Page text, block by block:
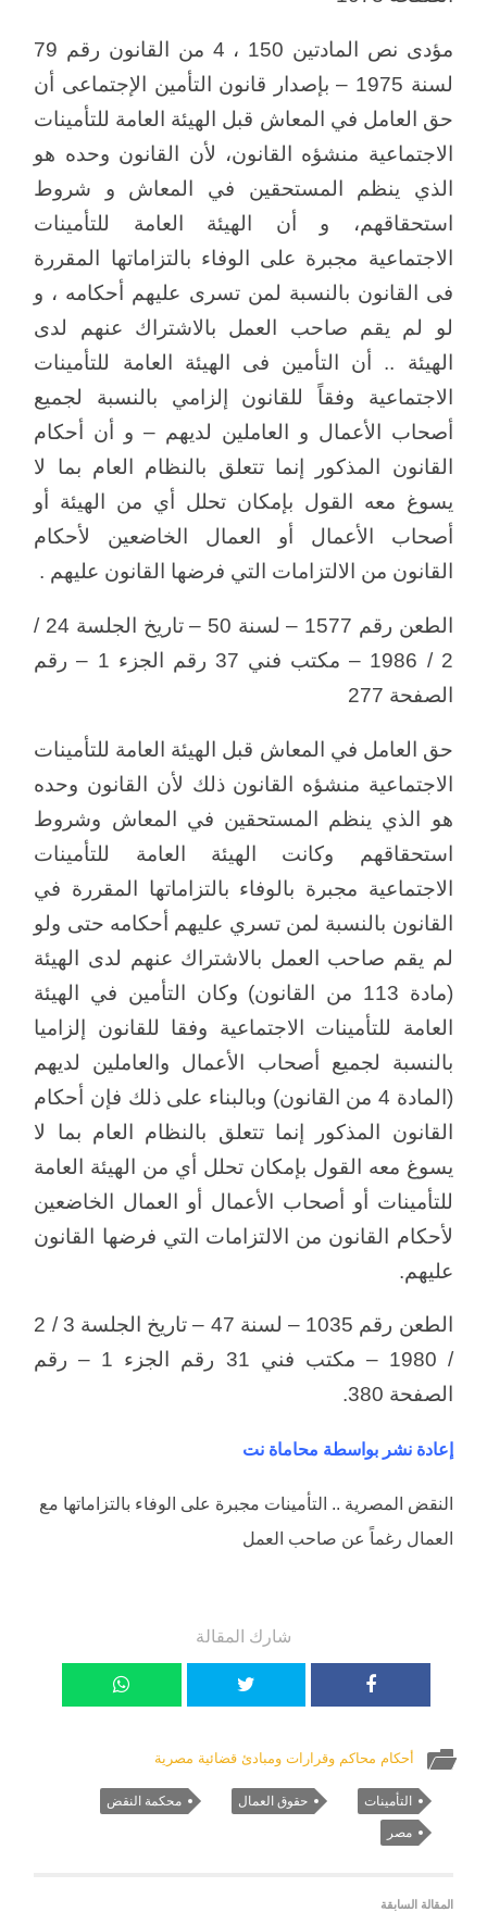
مؤدى نص المادتين 150 ، 4 من القانون رقم 79
لسنة 1975 – بإصدار قانون التأمين الإجتماعى أن
حق العامل في المعاش قبل الهيئة العامة للتأمينات
الاجتماعية منشؤه القانون، لأن القانون وحده هو
الذي ينظم المستحقين في المعاش و شروط
استحقاقهم، و أن الهيئة العامة للتأمينات
الاجتماعية مجبرة على الوفاء بالتزاماتها المقررة
فى القانون بالنسبة لمن تسرى عليهم أحكامه ، و
لو لم يقم صاحب العمل بالاشتراك عنهم لدى
الهيئة .. أن التأمين فى الهيئة العامة للتأمينات
الاجتماعية وفقاً للقانون إلزامي بالنسبة لجميع
أصحاب الأعمال و العاملين لديهم – و أن أحكام
القانون المذكور إنما تتعلق بالنظام العام بما لا
يسوغ معه القول بإمكان تحلل أي من الهيئة أو
أصحاب الأعمال أو العمال الخاضعين لأحكام
القانون من الالتزامات التي فرضها القانون عليهم .
الطعن رقم 1577 – لسنة 50 – تاريخ الجلسة 24 /
2 / 1986 – مكتب فني 37 رقم الجزء 1 – رقم
الصفحة 277
حق العامل في المعاش قبل الهيئة العامة للتأمينات
الاجتماعية منشؤه القانون ذلك لأن القانون وحده
هو الذي ينظم المستحقين في المعاش وشروط
استحقاقهم وكانت الهيئة العامة للتأمينات
الاجتماعية مجبرة بالوفاء بالتزاماتها المقررة في
القانون بالنسبة لمن تسري عليهم أحكامه حتى ولو
لم يقم صاحب العمل بالاشتراك عنهم لدى الهيئة
(مادة 113 من القانون) وكان التأمين في الهيئة
العامة للتأمينات الاجتماعية وفقا للقانون إلزاميا
بالنسبة لجميع أصحاب الأعمال والعاملين لديهم
(المادة 4 من القانون) وبالبناء على ذلك فإن أحكام
القانون المذكور إنما تتعلق بالنظام العام بما لا
يسوغ معه القول بإمكان تحلل أي من الهيئة العامة
للتأمينات أو أصحاب الأعمال أو العمال الخاضعين
لأحكام القانون من الالتزامات التي فرضها القانون
عليهم.
الطعن رقم 1035 – لسنة 47 – تاريخ الجلسة 3 / 2
/ 1980 – مكتب فني 31 رقم الجزء 1 – رقم
الصفحة 380.
إعادة نشر بواسطة محاماة نت
النقض المصرية .. التأمينات مجبرة على الوفاء بالتزاماتها مع
العمال رغماً عن صاحب العمل
شارك المقالة
أحكام محاكم وقرارات ومبادئ قضائية مصرية
التأمينات حقوق العمال محكمة النقض
مصر
المقالة السابقة